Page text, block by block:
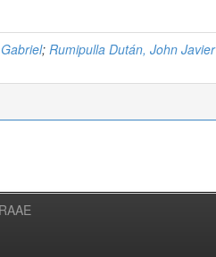
; Rumipulla Dután, John Javier